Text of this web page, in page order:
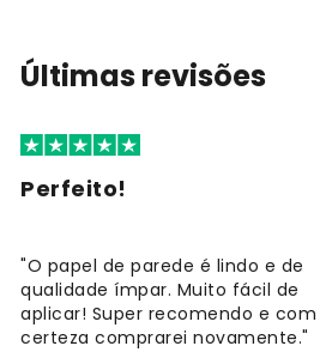
Últimas revisões
Perfeito!
"O papel de parede é lindo e de
qualidade ímpar. Muito fácil de
aplicar! Super recomendo e com
certeza comprarei novamente."